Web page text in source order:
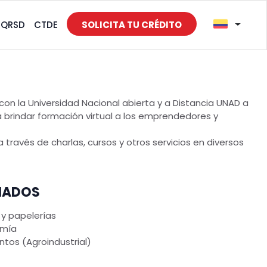
CTDE SOLICITA TU CRÉDITO
la Universidad Nacional abierta y a Distancia UNAD a
formación virtual a los emprendedores y
de charlas, cursos y otros servicios en diversos
papelerías
(Agroindustrial)